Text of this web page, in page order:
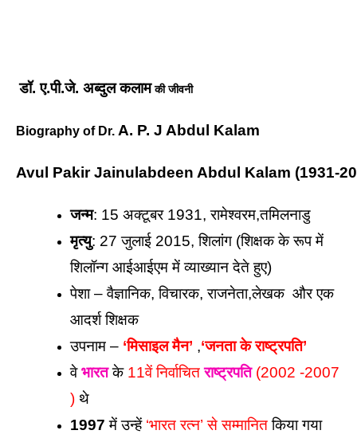
डॉ. ए.पी.जे. अब्दुल कलामकी जीवनी
Biography of Dr. A. P. J Abdul Kalam
Avul Pakir Jainulabdeen Abdul Kalam (1931-
जन्म: 15 अक्टूबर 1931, रामेश्वरम,तमिलनाडु
मृत्यु: 27 जुलाई 2015, शिलांग (शिक्षक के रूप में
शिलॉन्ग आईआईएम में व्याख्यान देते हुए)
पेशा – वैज्ञानिक, विचारक, राजनेता,लेखक  और एक
आदर्श शिक्षक
उपनाम – ‘मिसाइल मैन’ ,‘जनता के राष्ट्रपति’
वे भारत के 11वें निर्वाचित राष्ट्रपति (2002 -2007
) थे
1997 में उन्हें ‘भारत रत्न’ से सम्मानित किया गया